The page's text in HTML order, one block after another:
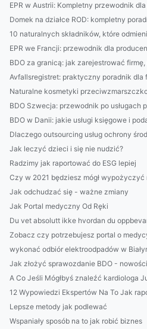
EPR w Austrii: Kompletny przewodnik
Domek na działce ROD: kompletny
10 naturalnych składników, które
EPR we Francji: przewodnik dla
BDO za granicą: jak zarejestrować
Avfallsregistret: praktyczny poradnik dla
Naturalne kosmetyki
BDO Szwecja: przewodnik po usługach
BDO w Danii: jakie usługi księgowe i
Dlaczego outsourcing usług ochrony
Jak leczyć dzieci i się nie nudzić?
Radzimy jak raportować do ESG lepiej
Czy w 2021 będziesz mógł wypożyczyć
Jak odchudzać się - ważne zmiany
Jak Portal medyczny Od Ręki
Du vet absolutt ikke hvordan du
Zobacz czy potrzebujesz portal o
wykonać odbiór elektroodpadów w
Jak złożyć sprawozdanie BDO -
A Co Jeśli Mógłbyś znaleźć kardiologa
12 Wypowiedzi Ekspertów Na To Jak
Lepsze metody jak podlewać
Wspaniały sposób na to jak robić biznes